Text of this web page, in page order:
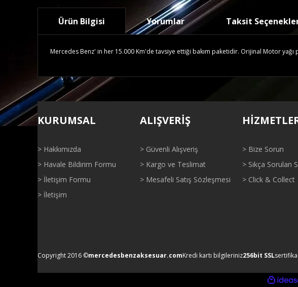
Ürün Bilgisi Yorumlar Taksit
Mercedes Benz' in her 15.000 Km'de tavsiye ettiği bakım paketidir. Orijinal Motor
Bu ürünün fiyat bilgisi, resim, ürün açıklamalarında ve diğer konularda
Görüş ve önerileriniz için teşekkür ederiz.
Ürün resmi kalitesiz, bozuk veya görüntülenemiyor.
Ürün fiyatı diğer sitelerden daha pahalı.
KURUMSAL
> Hakkımızda
> Havale Bildirim Formu
> İletişim Formu
> İletişim
ALIŞVERİŞ
> Güvenli Alışveriş
> Kargo ve Teslimat
> Mesafeli Satış Sözleşmesi
> Bize Sorun
> Sıkça Sorulan
> Click & Collect
Copyright 2016 ©mercedesbenzaksesuar.comKredi kartı bilgileriniz256bit SSL